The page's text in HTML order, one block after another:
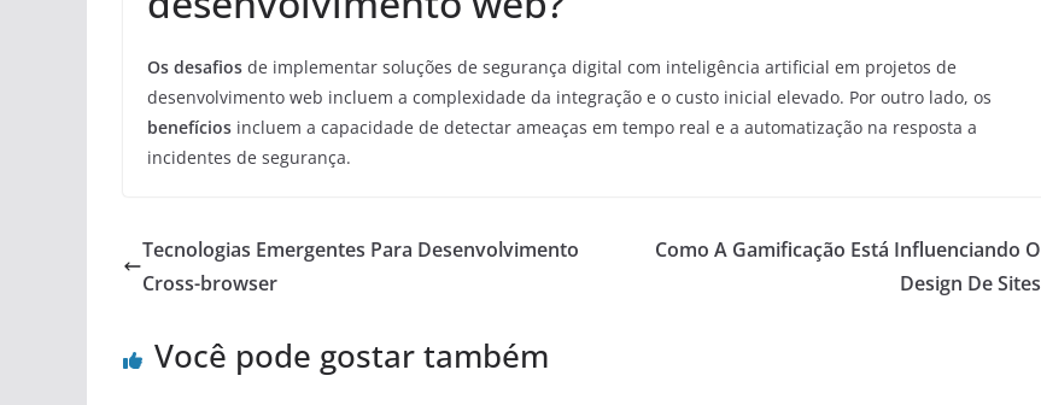
Os desafios de implementar soluções de segurança digital com inteligência artificial em projetos de
desenvolvimento web incluem a complexidade da integração e o custo inicial elevado. Por outro lado, os
benefícios incluem a capacidade de detectar ameaças em tempo real e a automatização na resposta a
incidentes de segurança.
Tecnologias Emergentes Para Desenvolvimento
Cross-browser
Como A Gamificação Está Influenciando O
Design De Sites
Você pode gostar também